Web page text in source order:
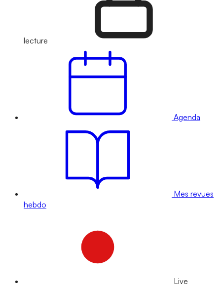
lecture
Agenda
Mes revues
hebdo
Live